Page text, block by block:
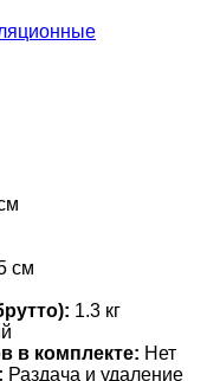
см
1.3 кг
в комплекте: Нет
Раздача и удаление